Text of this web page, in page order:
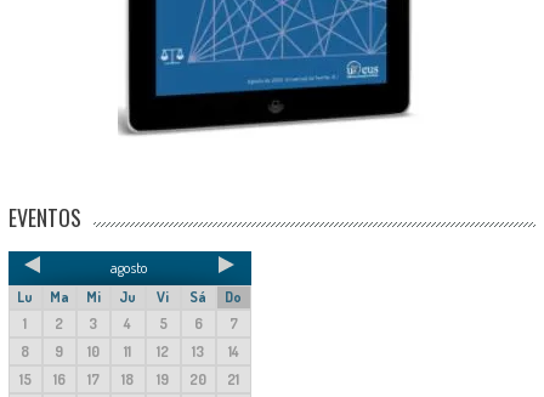
EVENTOS
agosto
Lu Ma Mi Ju Vi Sá
Do
1
2 3 4 5 6
7
8
9 10 11 12 13
14
15
16 17 18 19 20
21